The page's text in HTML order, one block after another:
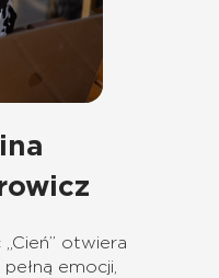
otwiera
emocji,